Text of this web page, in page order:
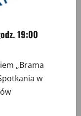
19:00
„Brama
w